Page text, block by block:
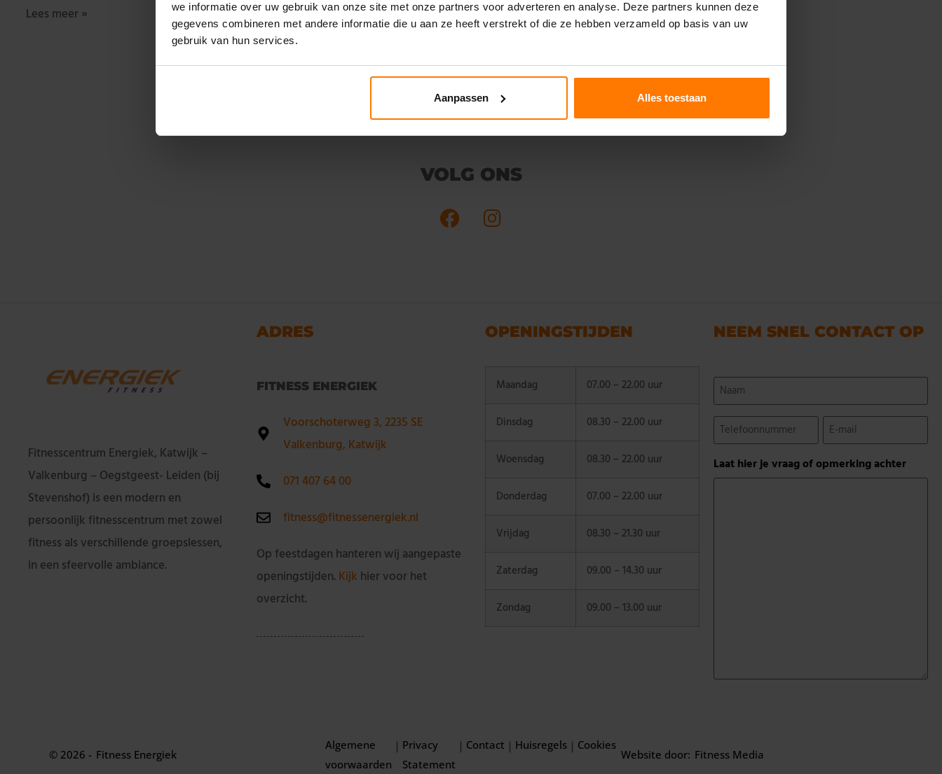
we informatie over uw gebruik van onze site met onze partners voor adverteren en analyse. Deze partners kunnen deze
gegevens combineren met andere informatie die u aan ze heeft verstrekt of die ze hebben verzameld op basis van uw
gebruik van hun services.
Aanpassen Alles toestaan
Lees meer »
VOLG ONS
Fitnesscentrum Energiek, Katwijk –
Valkenburg – Oegstgeest- Leiden (bij
Stevenshof) is een modern en
persoonlijk fitnesscentrum met zowel
fitness als verschillende groepslessen,
in een sfeervolle ambiance.
ADRES
FITNESS ENERGIEK
Voorschoterweg 3, 2235 SE
Valkenburg, Katwijk
071 407 64 00
fitness@fitnessenergiek.nl
Op feestdagen hanteren wij aangepaste
openingstijden. Kijk hier voor het
overzicht.
OPENINGSTIJDEN
Maandag 07.00 – 22.00 uur
Dinsdag 08.30 – 22.00 uur
Woensdag 08.30 – 22.00 uur
Donderdag 07.00 – 22.00 uur
Vrijdag 08.30 – 21.30 uur
Zaterdag 09.00 – 14.30 uur
Zondag 09.00 – 13.00 uur
NEEM SNEL CONTACT OP
Naam
(Vereist)
Telefoonnummer
(Vereist)
E-
mail
(Vereist)
Laat hier je vraag of opmerking achter
© 2026 - Fitness Energiek
Algemene
voorwaarden
| Privacy
Statement
| Contact | Huisregels | Cookies
Website door: Fitness Media